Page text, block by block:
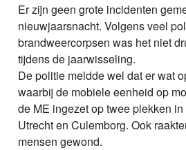
Er zijn geen grote incidenten
nieuwjaarsnacht. Volgens veel
brandweercorpsen was het niet
tijdens de jaarwisseling.
De politie meldde wel dat er wat
waarbij de mobiele eenheid op
de ME ingezet op twee plekken
Utrecht en Culemborg. Ook
mensen gewond.